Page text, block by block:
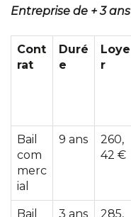
Entreprise de + 3
Cont
rat
Duré
e
Loye
r
Bail
com
merc
ial
9 ans
260,
42 €
Bail 3 ans 285,